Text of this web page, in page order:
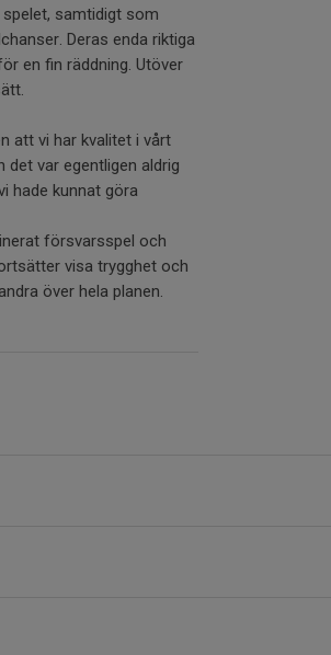
samtidigt som
Deras enda riktiga
en fin räddning. Utöver
att vi har kvalitet i vårt
var egentligen aldrig
hade kunnat göra
försvarsspel och
visa trygghet och
över hela planen.